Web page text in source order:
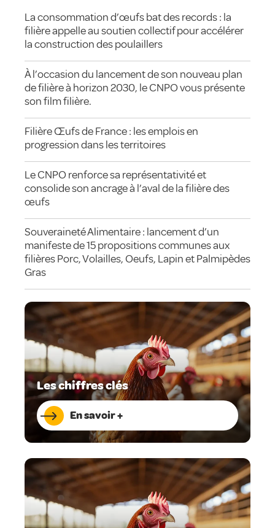
La consommation d’œufs bat des records : la
filière appelle au soutien collectif pour accélérer
la construction des poulaillers
À l’occasion du lancement de son nouveau plan
de filière à horizon 2030, le CNPO vous présente
son film filière.
Filière Œufs de France : les emplois en
progression dans les territoires
Le CNPO renforce sa représentativité et
consolide son ancrage à l’aval de la filière des
œufs
Souveraineté Alimentaire : lancement d’un
manifeste de 15 propositions communes aux
filières Porc, Volailles, Oeufs, Lapin et Palmipèdes
Gras
Les chiffres clés
En savoir +